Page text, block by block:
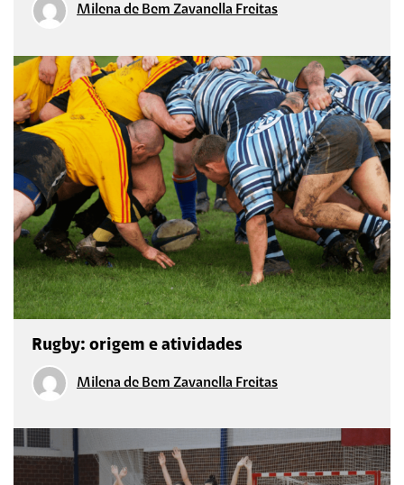
Milena de Bem Zavanella Freitas
Rugby: origem e atividades
Milena de Bem Zavanella Freitas